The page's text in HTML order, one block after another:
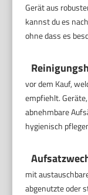
Gerät aus
kannst du es
ohne dass es
vor dem Kauf,
empfiehlt.
abnehmbare
hygienisch
mit
abgenutzte oder